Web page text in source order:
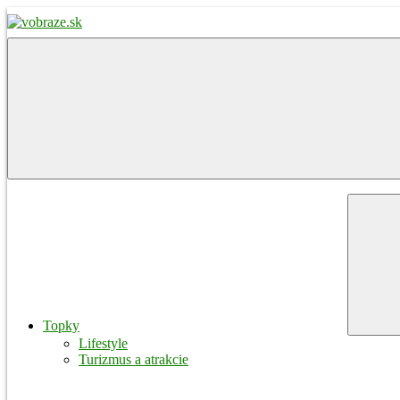
Skip
to
Menu
Topky
Lifestyle
Turizmus a atrakcie